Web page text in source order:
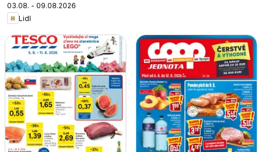
03.08. - 09.08.2026
Lidl